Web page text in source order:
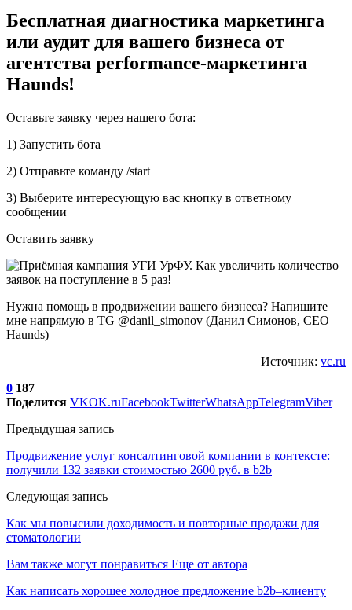
Бесплатная диагностика маркетинга
или аудит для вашего бизнеса от
агентства performance-маркетинга
Haunds!
Оставьте заявку через нашего бота:
1) Запустить бота
2) Отправьте команду /start
3) Выберите интересующую вас кнопку в ответному
сообщении
Оставить заявку
Нужна помощь в продвижении вашего бизнеса? Напишите
мне напрямую в TG @danil_simonov (Данил Симонов, CEO
Haunds)
Источник: vc.ru
0 187
Поделится VKOK.ruFacebookTwitterWhatsAppTelegramViber
Предыдущая запись
Продвижение услуг консалтинговой компании в контексте:
получили 132 заявки стоимостью 2600 руб. в b2b
Следующая запись
Как мы повысили доходимость и повторные продажи для
стоматологии
Вам также могут понравиться Еще от автора
Как написать хорошее холодное предложение b2b–клиенту